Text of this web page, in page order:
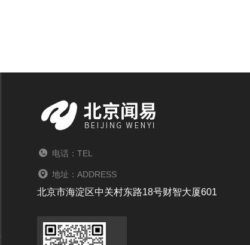
电话：TEL
地址：ADDRESS
北京市海淀区中关村东路18号财智大厦601